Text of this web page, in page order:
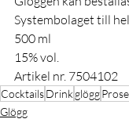
Systembolaget till
500 ml
15% vol.
Artikel nr. 7504102
CocktailsDrink glögg
Glögg